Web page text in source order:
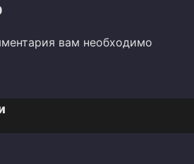
вам необходимо